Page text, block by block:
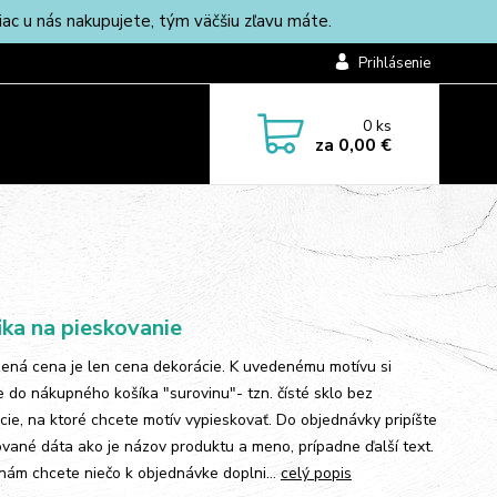
u nás nakupujete, tým väčšiu zľavu máte.
Prihlásenie
0ks
za 0,00 €
na pieskovanie
cena je len cena dekorácie. K uvedenému motívu si
do nákupného košíka "surovinu"- tzn. čísté sklo bez
na ktoré chcete motív vypieskovať. Do objednávky pripíšte
dáta ako je názov produktu a meno, prípadne ďalší text.
chcete niečo k objednávke doplni...celý popis